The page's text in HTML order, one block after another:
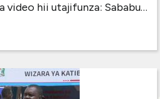
video hii utajifunza: Sababu…